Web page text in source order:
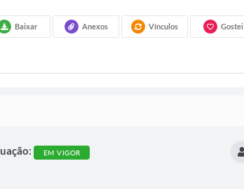
Baixar Anexos Vínculos Gostei
EM VIGOR